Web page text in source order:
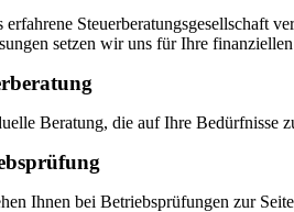
erfahrene Steuerberatungsgesellschaft
setzen wir uns für Ihre
Beratung, die auf Ihre Bedürfnisse
Ihnen bei Betriebsprüfungen zur